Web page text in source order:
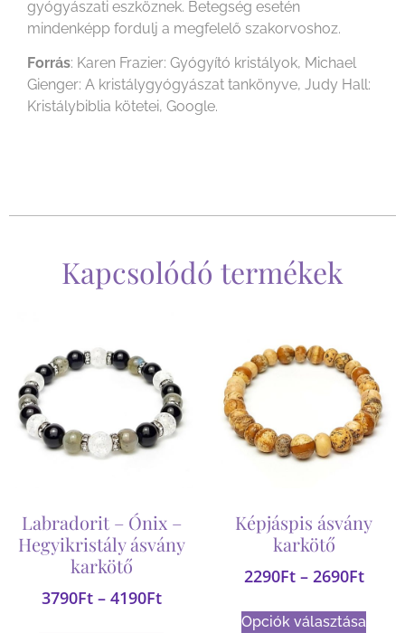
gyógyászati eszköznek. Betegség esetén
mindenképp fordulj a megfelelő szakorvoshoz.
Forrás: Karen Frazier: Gyógyító kristályok, Michael
Gienger: A kristálygyógyászat tankönyve, Judy Hall:
Kristálybiblia kötetei, Google.
Kapcsolódó termékek
Labradorit – Ónix –
Hegyikristály ásvány
karkötő
3790Ft – 4190Ft
Képjáspis ásvány
karkötő
2290Ft – 2690Ft
Opciók választása